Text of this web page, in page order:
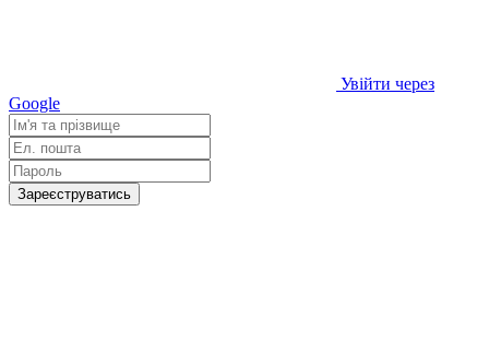
Увійти через
Google
Зареєструватись